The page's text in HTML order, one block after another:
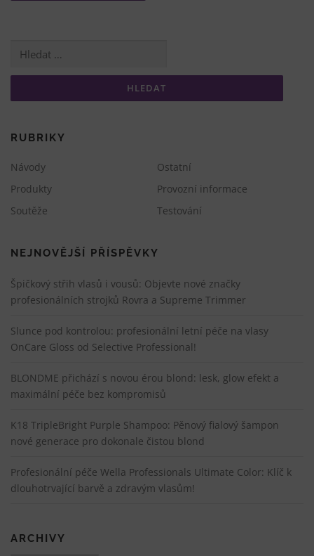
RUBRIKY
Návody
Ostatní
Produkty
Provozní informace
Soutěže
Testování
NEJNOVĚJŠÍ PŘÍSPĚVKY
Špičkový střih vlasů i vousů: Objevte nové značky
profesionálních strojků Rovra a Supreme Trimmer
Slunce pod kontrolou: profesionální letní péče na vlasy
OnCare Gloss od Selective Professional!
BLONDME přichází s novou érou blond: lesk, glow efekt a
maximální péče bez kompromisů
K18 TripleBright Purple Shampoo: Pěnový fialový šampon
nové generace pro dokonale čistou blond
Profesionální péče Wella Professionals Ultimate Color: Klíč k
dlouhotrvající barvě a zdravým vlasům!
ARCHIVY